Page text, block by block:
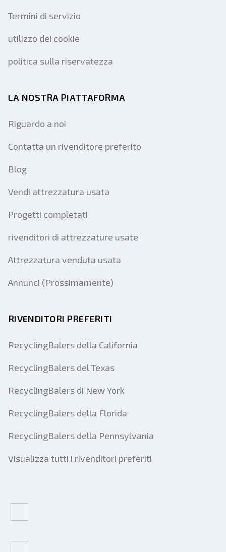
Termini di servizio
utilizzo dei cookie
politica sulla riservatezza
LA NOSTRA PIATTAFORMA
Riguardo a noi
Contatta un rivenditore preferito
Blog
Vendi attrezzatura usata
Progetti completati
rivenditori di attrezzature usate
Attrezzatura venduta usata
Annunci (Prossimamente)
RIVENDITORI PREFERITI
RecyclingBalers della California
RecyclingBalers del Texas
RecyclingBalers di New York
RecyclingBalers della Florida
RecyclingBalers della Pennsylvania
Visualizza tutti i rivenditori preferiti